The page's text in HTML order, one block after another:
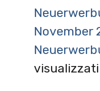
November